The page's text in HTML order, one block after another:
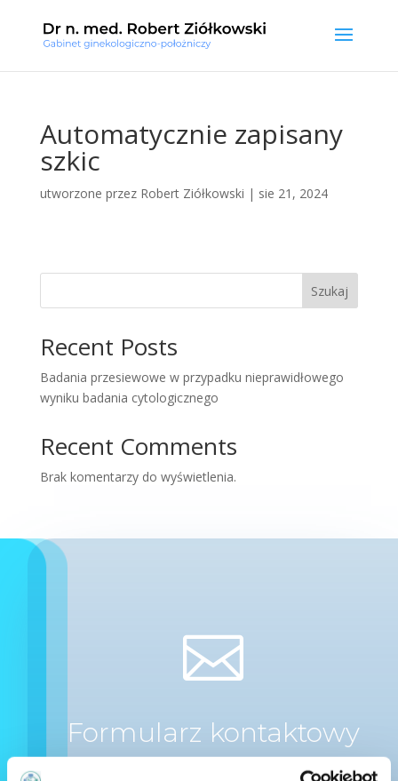
Automatycznie zapisany
szkic
utworzone przez Robert Ziółkowski | sie 21, 2024
Szukaj
Recent Posts
Badania przesiewowe w przypadku nieprawidłowego
wyniku badania cytologicznego
Recent Comments
Brak komentarzy do wyświetlenia.

Formularz kontaktowy